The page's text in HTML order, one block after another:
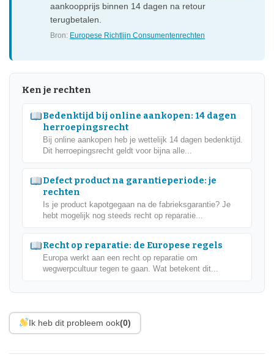
aankoopprijs binnen 14 dagen na retour
terugbetalen.
Bron: Europese Richtlijn Consumentenrechten
Ken je rechten
Bedenktijd bij online aankopen: 14 dagen
herroepingsrecht
Bij online aankopen heb je wettelijk 14 dagen bedenktijd.
Dit herroepingsrecht geldt voor bijna alle...
Defect product na garantieperiode: je
rechten
Is je product kapotgegaan na de fabrieksgarantie? Je
hebt mogelijk nog steeds recht op reparatie...
Recht op reparatie: de Europese regels
Europa werkt aan een recht op reparatie om
wegwerpcultuur tegen te gaan. Wat betekent dit...
Ik heb dit probleem ook(0)